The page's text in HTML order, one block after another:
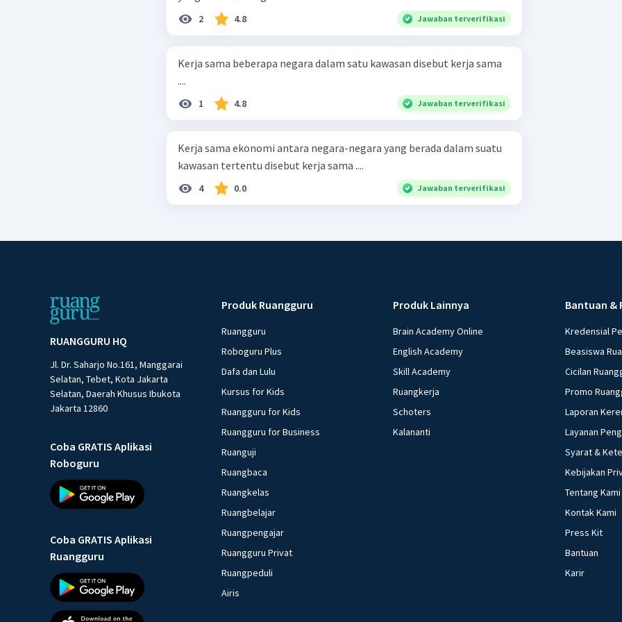
2 4.8 Jawaban terverifikasi
Kerja sama beberapa negara dalam satu kawasan disebut kerja sama
....
1 4.8 Jawaban terverifikasi
Kerja sama ekonomi antara negara-negara yang berada dalam suatu
kawasan tertentu disebut kerja sama ....
4 0.0 Jawaban terverifikasi
RUANGGURU HQ
Jl. Dr. Saharjo No.161, Manggarai
Selatan, Tebet, Kota Jakarta
Selatan, Daerah Khusus Ibukota
Jakarta 12860
Coba GRATIS Aplikasi
Roboguru
Coba GRATIS Aplikasi
Ruangguru
Produk Ruangguru
Ruangguru
Roboguru Plus
Dafa dan Lulu
Kursus for Kids
Ruangguru for Kids
Ruangguru for Business
Ruanguji
Ruangbaca
Ruangkelas
Ruangbelajar
Ruangpengajar
Ruangguru Privat
Ruangpeduli
Airis
Produk Lainnya
Brain Academy Online
English Academy
Skill Academy
Ruangkerja
Schoters
Kalananti
Bantuan &
Kredensial
Beasiswa
Cicilan
Promo
Laporan
Layanan
Syarat &
Kebijakan
Tentang Kami
Kontak Kami
Press Kit
Bantuan
Karir